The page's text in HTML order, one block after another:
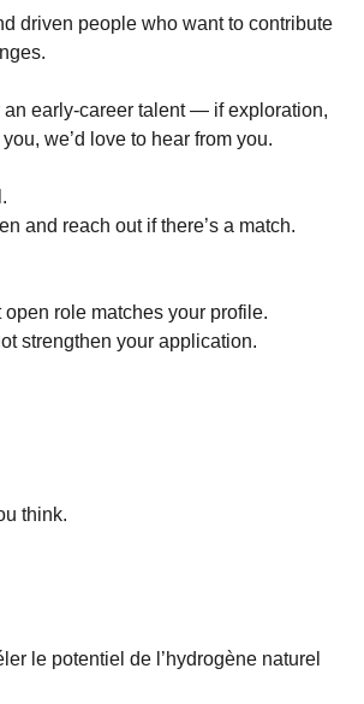
driven people who want to contribute
early-career talent — if exploration,
we’d love to hear from you.
and reach out if there’s a match.
role matches your profile.
strengthen your application.
think.
le potentiel de l’hydrogène naturel